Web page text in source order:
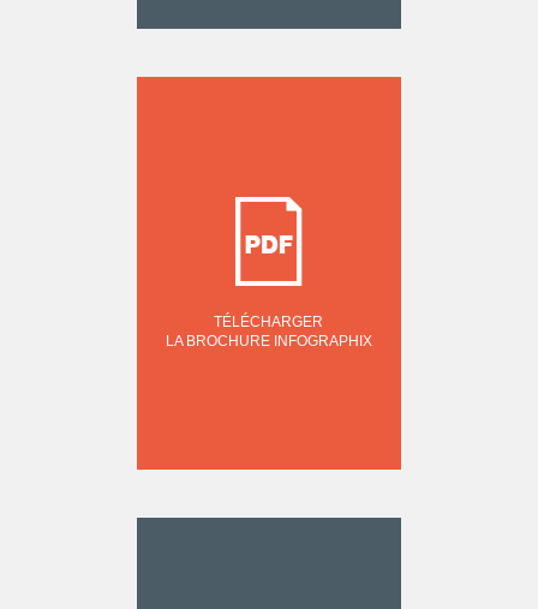
TÉLÉCHARGER
LA BROCHURE INFOGRAPHIX